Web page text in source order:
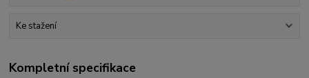
Ke stažení
Kompletní specifikace